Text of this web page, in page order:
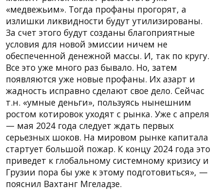
«медвежьим». Тогда профаны прогорят, а
излишки ликвидности будут утилизированы.
За счет этого будут созданы благоприятные
условия для новой эмиссии ничем не
обеспеченной денежной массы. И, так по кругу.
Все это уже много раз бывало. Но, затем
появляются уже новые профаны. Их азарт и
жадность исправно сделают свое дело. Сейчас
т.н. «умные деньги», пользуясь нынешним
ростом котировок уходят с рынка. Уже с апреля
— мая 2024 года следует ждать первых
серьезных шоков. На мировом рынке капитала
стартует большой пожар. К концу 2024 года это
приведет к глобальному системному кризису и
Грузии пора бы уже к этому подготовиться», —
пояснил Вахтанг Мгеладзе.